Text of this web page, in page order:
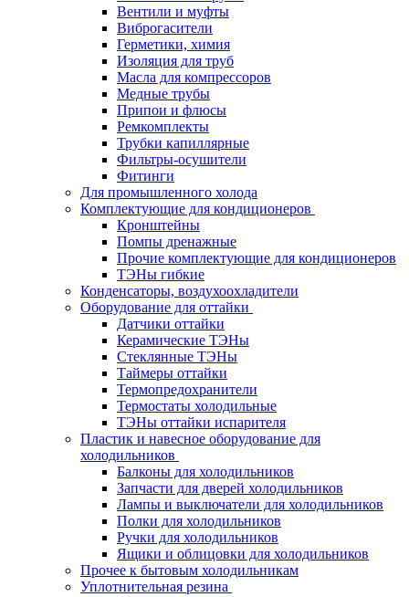
Вентили и муфты
Виброгасители
Герметики, химия
Изоляция для труб
Масла для компрессоров
Медные трубы
Припои и флюсы
Ремкомплекты
Трубки капиллярные
Фильтры-осушители
Фитинги
Для промышленного холода
Комплектующие для кондиционеров
Кронштейны
Помпы дренажные
Прочие комплектующие для кондиционеров
ТЭНы гибкие
Конденсаторы, воздухоохладители
Оборудование для оттайки
Датчики оттайки
Керамические ТЭНы
Стеклянные ТЭНы
Таймеры оттайки
Термопредохранители
Термостаты холодильные
ТЭНы оттайки испарителя
Пластик и навесное оборудование для
холодильников
Балконы для холодильников
Запчасти для дверей холодильников
Лампы и выключатели для холодильников
Полки для холодильников
Ручки для холодильников
Ящики и облицовки для холодильников
Прочее к бытовым холодильникам
Уплотнительная резина